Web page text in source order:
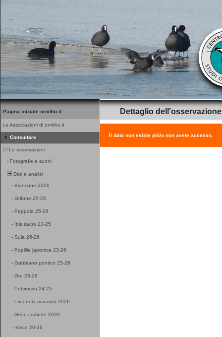
Pagina iniziale ornitho.it
Le Associazioni di ornitho.it
Consultare
Le osservazioni
- Fotografie e suoni
Dati e analisi
- Biancone 2026
- Grifone 25-26
- Peppola 25-26
- Ibis sacro 23-25
- Sula 25-26
- Popillia japonica 23-26
- Gabbiano pontico 25-26
- Gru 25-26
- Pettirosso 24-25
- Lucertola muraiola 2026
- Geco comune 2026
- Istrice 20-26
Dettaglio dell'osservazione
Il dato non esiste più/o non avete accesso.